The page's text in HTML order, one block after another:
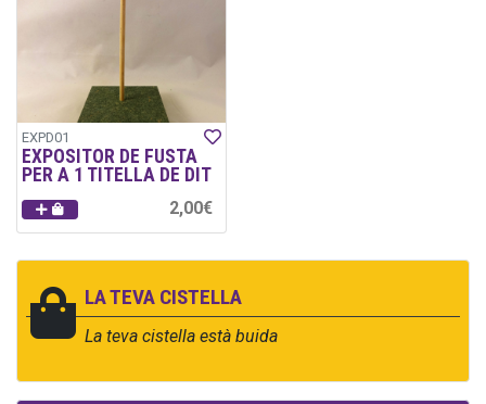
LA TEVA CISTELLA
La teva cistella està buida
EXPD01
EXPOSITOR DE FUSTA
PER A 1 TITELLA DE DIT
2,00€